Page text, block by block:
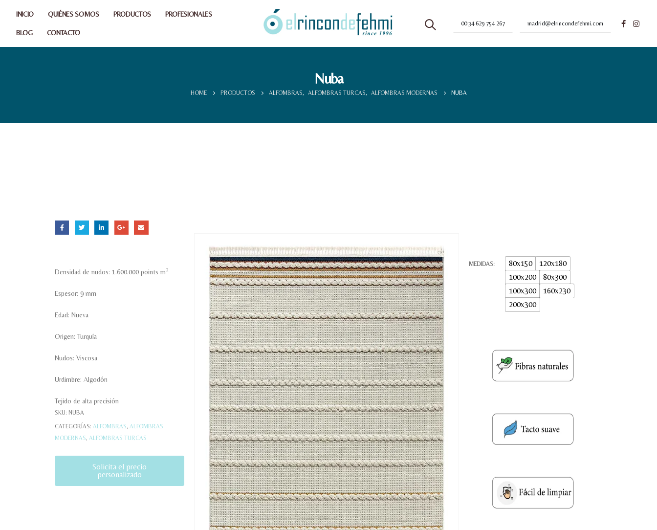
INICIO QUIÉNES SOMOS PRODUCTOS PROFESIONALES
BLOG CONTACTO
00 34 629 754 267 madrid@elrincondefehmi.com
Nuba
HOME PRODUCTOS ALFOMBRAS, ALFOMBRAS TURCAS, ALFOMBRAS MODERNAS NUBA
Densidad de nudos: 1.600.000 points m2
Espesor: 9 mm
Edad: Nueva
Origen: Turquía
Nudos: Viscosa
Urdimbre: Algodón
Tejido de alta precisión
SKU: NUBA
CATEGORÍAS: ALFOMBRAS, ALFOMBRAS
MODERNAS, ALFOMBRAS TURCAS
Solicita el precio
personalizado
MEDIDAS 80x150
120x180
100x200
80x300
100x300
160x230
200x300